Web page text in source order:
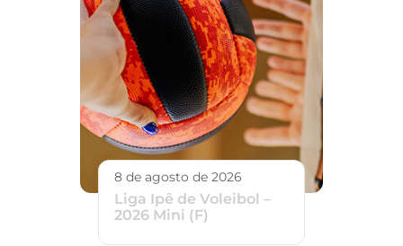
8 de agosto de 2026
Liga Ipê de Voleibol –
2026 Mini (F)